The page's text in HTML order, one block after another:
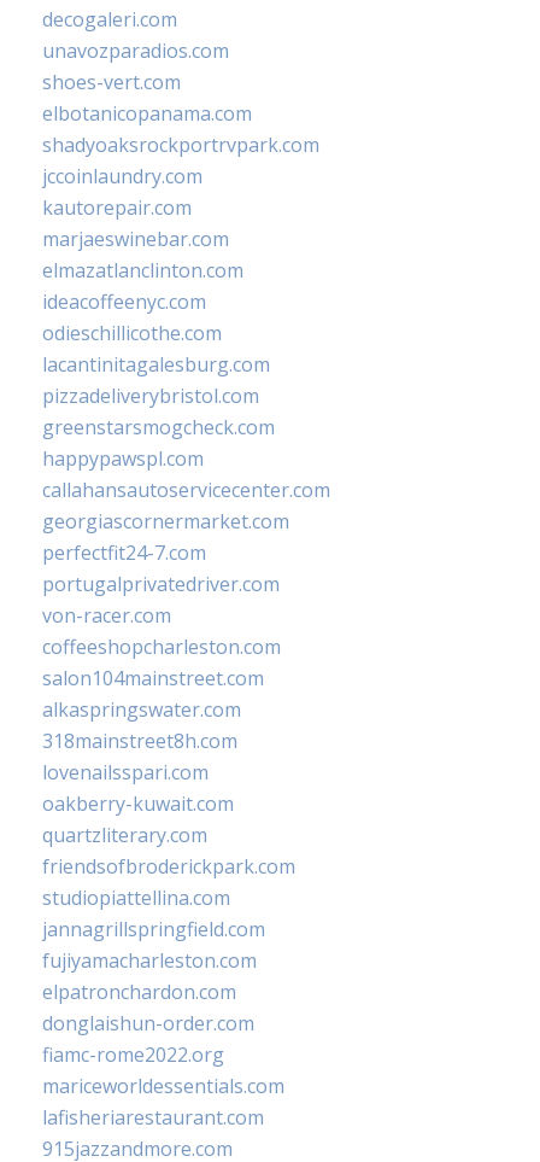
decogaleri.com
unavozparadios.com
shoes-vert.com
elbotanicopanama.com
shadyoaksrockportrvpark.com
jccoinlaundry.com
kautorepair.com
marjaeswinebar.com
elmazatlanclinton.com
ideacoffeenyc.com
odieschillicothe.com
lacantinitagalesburg.com
pizzadeliverybristol.com
greenstarsmogcheck.com
happypawspl.com
callahansautoservicecenter.com
georgiascornermarket.com
perfectfit24-7.com
portugalprivatedriver.com
von-racer.com
coffeeshopcharleston.com
salon104mainstreet.com
alkaspringswater.com
318mainstreet8h.com
lovenailsspari.com
oakberry-kuwait.com
quartzliterary.com
friendsofbroderickpark.com
studiopiattellina.com
jannagrillspringfield.com
fujiyamacharleston.com
elpatronchardon.com
donglaishun-order.com
fiamc-rome2022.org
mariceworldessentials.com
lafisheriarestaurant.com
915jazzandmore.com